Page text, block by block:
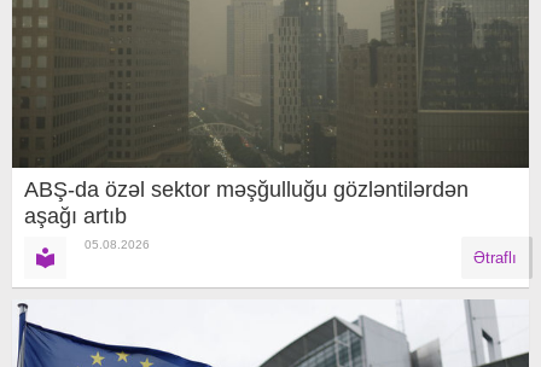
ABŞ-da özəl sektor məşğulluğu gözləntilərdən
aşağı artıb
05.08.2026
Ətraflı